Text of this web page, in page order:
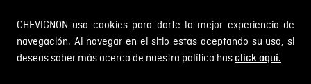
CHEVIGNON usa cookies para darte la mejor experiencia de
navegación. Al navegar en el sitio estas aceptando su uso, si
deseas saber más acerca de nuestra política hasclick aquí.
Comodin S.A.S. NIT: 800.069.933-6